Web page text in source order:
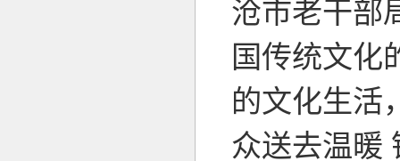
沧市老干部
国传统文化
的文化生活
众送去温暖